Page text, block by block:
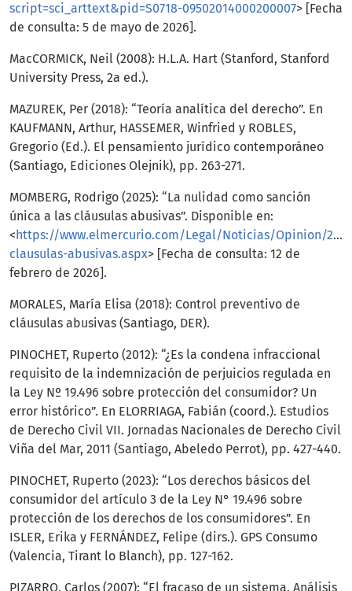
script=sci_arttext&pid=S0718-09502014000200007> [Fecha
de consulta: 5 de mayo de 2026].
MacCORMICK, Neil (2008): H.L.A. Hart (Stanford, Stanford
University Press, 2a ed.).
MAZUREK, Per (2018): “Teoría analítica del derecho”. En
KAUFMANN, Arthur, HASSEMER, Winfried y ROBLES,
Gregorio (Ed.). El pensamiento jurídico contemporáneo
(Santiago, Ediciones Olejnik), pp. 263-271.
MOMBERG, Rodrigo (2025): “La nulidad como sanción
única a las cláusulas abusivas”. Disponible en:
< https://www.elmercurio.com/Legal/Noticias/Opinion/
clausulas-abusivas.aspx> [Fecha de consulta: 12 de
febrero de 2026].
MORALES, María Elisa (2018): Control preventivo de
cláusulas abusivas (Santiago, DER).
PINOCHET, Ruperto (2012): “¿Es la condena infraccional
requisito de la indemnización de perjuicios regulada en
la Ley Nº 19.496 sobre protección del consumidor? Un
error histórico”. En ELORRIAGA, Fabián (coord.). Estudios
de Derecho Civil VII. Jornadas Nacionales de Derecho Civil
Viña del Mar, 2011 (Santiago, Abeledo Perrot), pp. 427-440.
PINOCHET, Ruperto (2023): “Los derechos básicos del
consumidor del artículo 3 de la Ley N° 19.496 sobre
protección de los derechos de los consumidores”. En
ISLER, Erika y FERNÁNDEZ, Felipe (dirs.). GPS Consumo
(Valencia, Tirant lo Blanch), pp. 127-162.
PIZARRO, Carlos (2007): “El fracaso de un sistema. Análisis